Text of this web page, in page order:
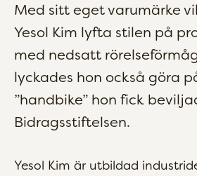
Med sitt eget varumärke
Yesol Kim lyfta stilen på
med nedsatt
lyckades hon också göra
”handbike” hon fick
Bidragsstiftelsen.
Yesol Kim är utbildad